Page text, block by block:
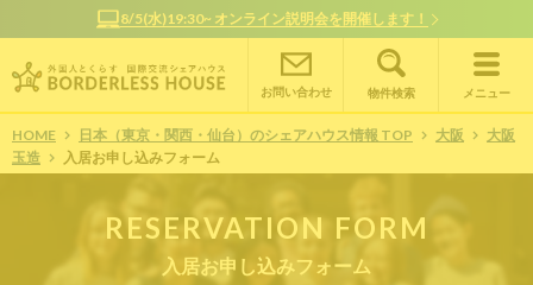
8/5(水)19:30~ オンライン説明会を開催します！
お問い合わせ 物件検索 メニュー
HOME 日本（東京・関西・仙台）のシェアハウス情報 TOP 大阪
大阪
玉造
入居お申し込みフォーム
RESERVATION FORM
入居お申し込みフォーム